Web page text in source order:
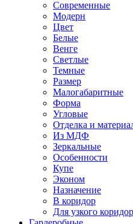
Современные
Модерн
Цвет
Белые
Венге
Светлые
Темные
Размер
Малогабаритные
Форма
Угловые
Отделка и
Из МДФ
Зеркальные
Особенности
Купе
Эконом
Назначение
В коридор
Для узкого